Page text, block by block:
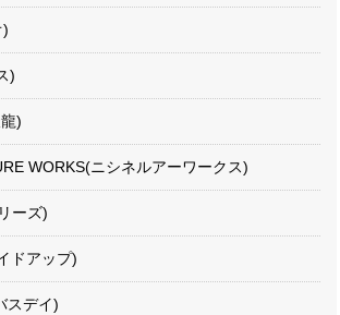
)
)
)
WORKS(ニシネルアーワークス)
ーズ)
ドアップ)
スデイ)